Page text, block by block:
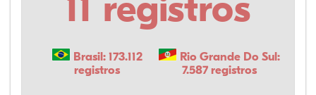
Brasil: 173.112
registros
Rio Grande Do Sul:
7.587 registros